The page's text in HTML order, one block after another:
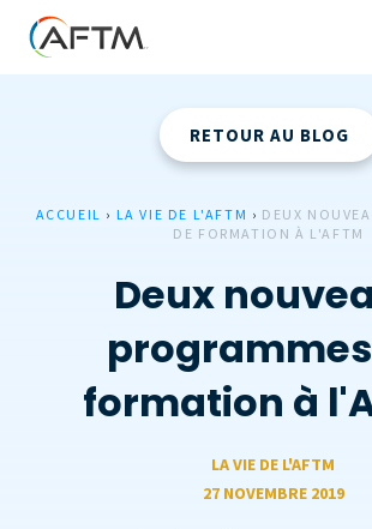
RETOUR AU BLOG
ACCUEIL › LA VIE DE L'AFTM › DEUX
DE FORMATION À L'AFTM
Deux
formation à
LA VIE DE L'AFTM
27 NOVEMBRE 2019